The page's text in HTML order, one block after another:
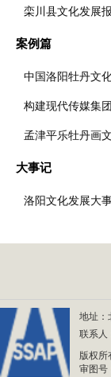
栾川县文化发展
案例篇
中国洛阳牡丹文
构建现代传媒集
孟津平乐牡丹画
大事记
洛阳文化发展大
地址：
联系人
版权所
审图号